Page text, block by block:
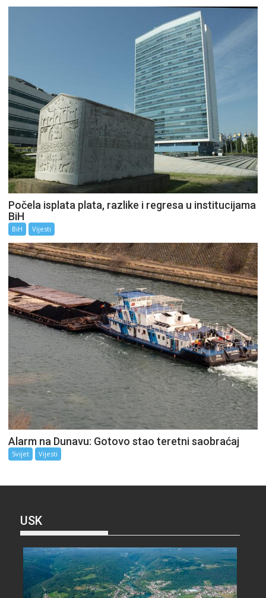
Počela isplata plata, razlike i regresa u institucijama
BiH
BiH Vijesti
Alarm na Dunavu: Gotovo stao teretni saobraćaj
Svijet Vijesti
USK